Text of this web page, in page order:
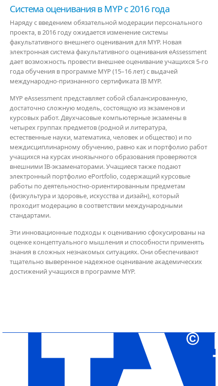
Система оценивания в MYP с 2016 года
Наряду с введением обязательной модерации персонального
проекта, в 2016 году ожидается изменение системы
факультативного внешнего оценивания для MYP. Новая
электронная система факультативного оценивания eAssessment
дает возможность провести внешнее оценивание учащихся 5-го
года обучения в программе MYP (15–16 лет) с выдачей
международно-признанного сертификата IB MYP.
MYP eAssessment представляет собой сбалансированную,
достаточно сложную модель, состоящую из экзаменов и
курсовых работ. Двухчасовые компьютерные экзамены в
четырех группах предметов (родной и литература,
естественные науки, математика, человек и общество) и по
междисциплинарному обучению, равно как и портфолио работ
учащихся на курсах иноязычного образования проверяются
внешними IB-экзаменаторами. Учащиеся также подают
электронный портфолио ePortfolio, содержащий курсовые
работы по деятельностно-ориентированным предметам
(физкультура и здоровье, искусства и дизайн), который
проходит модерацию в соответствии международными
стандартами.
Эти инновационные подходы к оцениванию сфокусированы на
оценке концептуального мышления и способности применять
знания в сложных незнакомых ситуациях. Они обеспечивают
тщательно выверенное надежное оценивание академических
достижений учащихся в программе MYP.